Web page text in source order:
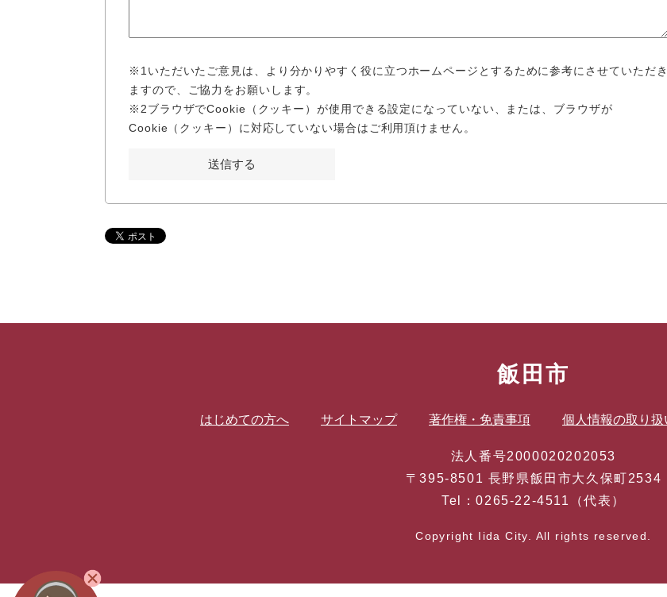
※1いただいたご意見は、より分かりやすく役に立つホームページとするために参考にさせていただき
ますので、ご協力をお願いします。
※2ブラウザでCookie（クッキー）が使用できる設定になっていない、または、ブラウザが
Cookie（クッキー）に対応していない場合はご利用頂けません。
飯田市
はじめての方へ サイトマップ 著作権・免責事項 個人情報の取り扱
法人番号2000020202053
〒395-8501 長野県飯田市大久保町2534
Tel：0265-22-4511（代表）
Copyright Iida City. All rights reserved.